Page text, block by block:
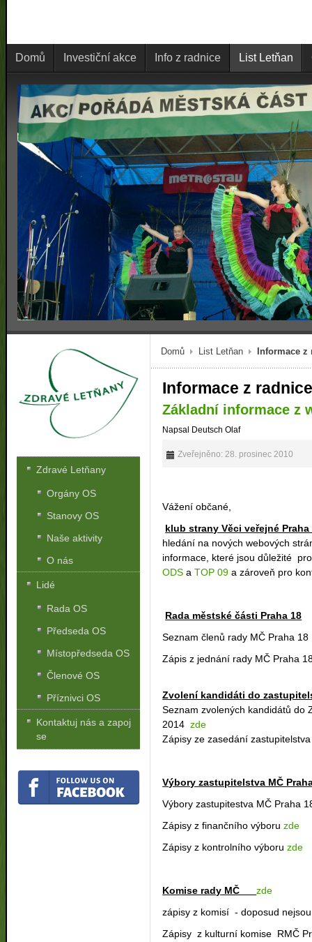
Domů Investiční akce Info z radnice List Letňan
Domů List Letňan Informace z
Informace z
Základní informace z
Napsal Deutsch Olaf
Zveřejněno: 28. prosinec 2010
Vážení občané,
klub strany Věci veřejné
hledání na nových webových
informace, které jsou důležité
ODSaTOP 09a zároveň pro
Rada městské části Praha 18
Seznam členů rady MČ Praha
Zápis z jednání rady MČ Praha
Zvolení kandidáti do
Seznam zvolených kandidátů do
2014zde
Zápisy ze zasedání
Výbory zastupitelstva MČ
Výbory zastupitestva MČ Praha
Zápisy z finančního výboruzde
Zápisy z kontrolního výboruzde
Komise rady MČzde
zápisy z komisí - doposud
Zápisy z kulturní komise RMČ
Zdravé Letňany
Orgány OS
Stanovy OS
Naše aktivity
O nás
Lidé
Rada OS
Předseda OS
Místopředseda OS
Členové OS
Příznivci OS
Kontaktuj nás a zapoj
se